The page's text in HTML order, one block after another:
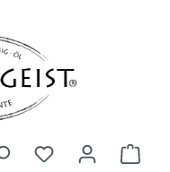
Du hast 0